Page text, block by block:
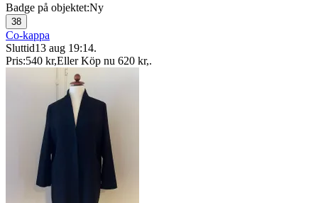
Badge på objektet:Ny
38
Co-kappa
Sluttid13 aug 19:14.
Pris:540 kr,Eller Köp nu 620 kr,.